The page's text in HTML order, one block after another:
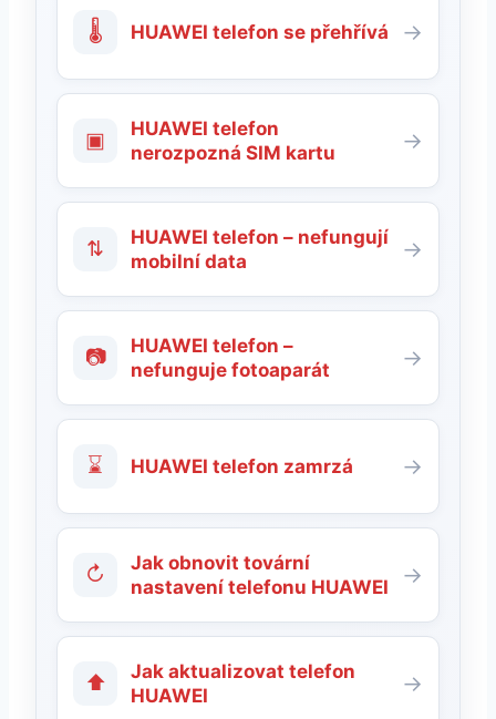
🌡 HUAWEI telefon se přehřívá →
▣
HUAWEI telefon
nerozpozná SIM kartu
→
⇅
HUAWEI telefon – nefungují
mobilní data
→
📷
HUAWEI telefon –
nefunguje fotoaparát
→
⌛ HUAWEI telefon zamrzá →
↻
Jak obnovit tovární
nastavení telefonu HUAWEI
→
⬆
Jak aktualizovat telefon
HUAWEI
→